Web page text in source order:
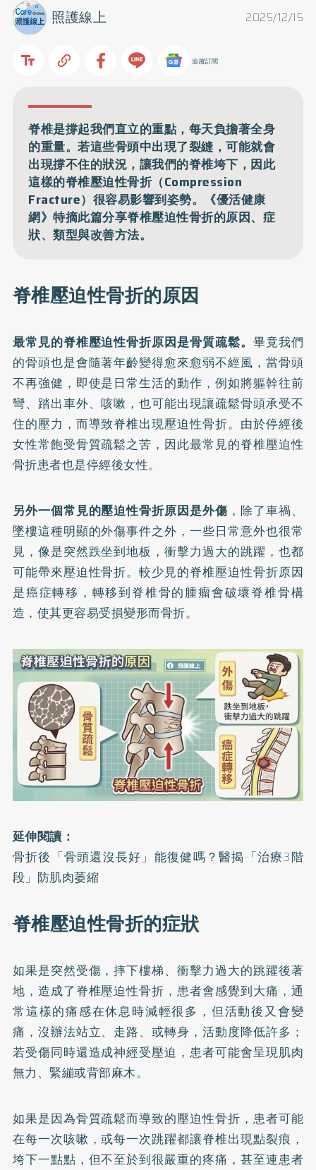
2025/12/15
照護線上
追蹤訂閱
脊椎是撐起我們直立的重點，每天負擔著全身
的重量。若這些骨頭中出現了裂縫，可能就會
出現撐不住的狀況，讓我們的脊椎垮下，因此
這樣的脊椎壓迫性骨折（Compression
Fracture）很容易影響到姿勢。《優活健康
網》特摘此篇分享脊椎壓迫性骨折的原因、症
狀、類型與改善方法。
脊椎壓迫性骨折的原因
最常見的脊椎壓迫性骨折原因是骨質疏鬆。 畢竟我們
的骨頭也是會隨著年齡變得愈來愈弱不經風，當骨頭
不再強健，即使是日常生活的動作，例如將軀幹往前
彎、踏出車外、咳嗽，也可能出現讓疏鬆骨頭承受不
住的壓力，而導致脊椎出現壓迫性骨折。由於停經後
女性常飽受骨質疏鬆之苦，因此最常見的脊椎壓迫性
骨折患者也是停經後女性。
另外一個常見的壓迫性骨折原因是外傷，除了車禍、
墜樓這種明顯的外傷事件之外，一些日常意外也很常
見，像是突然跌坐到地板，衝擊力過大的跳躍，也都
可能帶來壓迫性骨折。較少見的脊椎壓迫性骨折原因
是癌症轉移，轉移到脊椎骨的腫瘤會破壞脊椎骨構
造，使其更容易受損變形而骨折。
延伸閱讀：
骨折後「骨頭還沒長好」能復健嗎？醫揭「治療3階
段」防肌肉萎縮
脊椎壓迫性骨折的症狀
如果是突然受傷，摔下樓梯、衝擊力過大的跳躍後著
地，造成了脊椎壓迫性骨折，患者會感覺到大痛，通
常這樣的痛感在休息時減輕很多，但活動後又會變
痛，沒辦法站立、走路、或轉身，活動度降低許多；
若受傷同時還造成神經受壓迫，患者可能會呈現肌肉
無力、緊繃或背部麻木。
如果是因為骨質疏鬆而導致的壓迫性骨折，患者可能
在每一次咳嗽，或每一次跳躍都讓脊椎出現點裂痕，
垮下一點點，但不至於到很嚴重的疼痛，甚至連患者